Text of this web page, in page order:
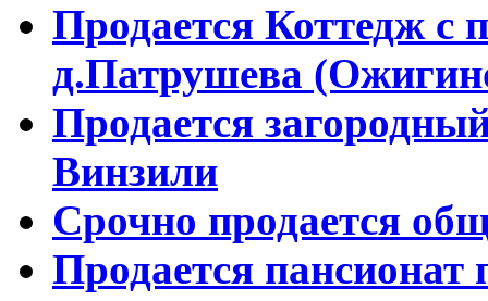
Продается Коттедж с
д.Патрушева
Продается
Винзили
Срочно продается
Продается